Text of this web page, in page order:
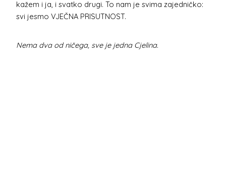
kažem i ja, i svatko drugi. To nam je svima zajedničko:
svi jesmo VJEČNA PRISUTNOST.
Nema dva od ničega, sve je jedna Cjelina.